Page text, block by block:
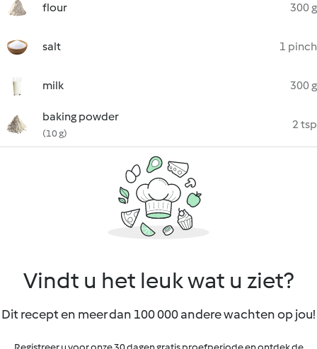
flour 300 g
salt 1 pinch
milk 300 g
baking powder
(10 g)
2 tsp
Vindt u het leuk wat u ziet?
Dit recept en meer dan 100 000 andere wachten op jou!